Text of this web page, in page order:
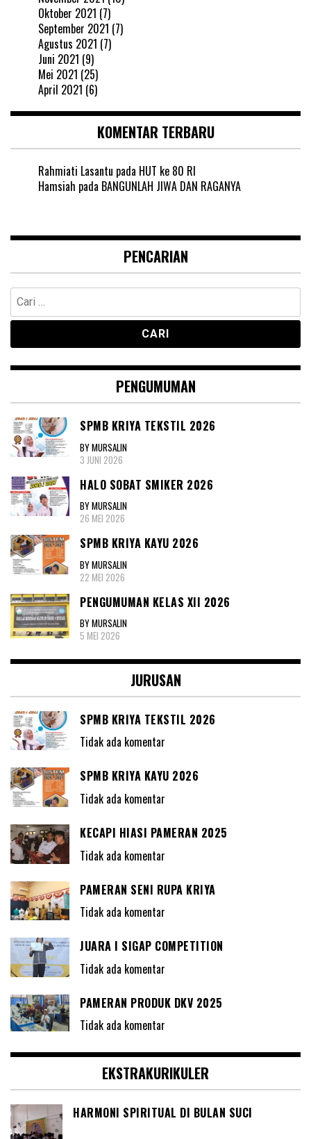
Oktober 2021 (7)
September 2021 (7)
Agustus 2021 (7)
Juni 2021 (9)
Mei 2021 (25)
April 2021 (6)
KOMENTAR TERBARU
Rahmiati Lasantu pada HUT ke 80 RI
Hamsiah pada BANGUNLAH JIWA DAN RAGANYA
PENCARIAN
Cari
untuk:
PENGUMUMAN
SPMB KRIYA TEKSTIL 2026
BY MURSALIN
3 JUNI 2026
HALO SOBAT SMIKER 2026
BY MURSALIN
26 MEI 2026
SPMB KRIYA KAYU 2026
BY MURSALIN
22 MEI 2026
PENGUMUMAN KELAS XII 2026
BY MURSALIN
5 MEI 2026
JURUSAN
SPMB KRIYA TEKSTIL 2026
Tidak ada komentar
SPMB KRIYA KAYU 2026
Tidak ada komentar
KECAPI HIASI PAMERAN 2025
Tidak ada komentar
PAMERAN SENI RUPA KRIYA
Tidak ada komentar
JUARA I SIGAP COMPETITION
Tidak ada komentar
PAMERAN PRODUK DKV 2025
Tidak ada komentar
EKSTRAKURIKULER
HARMONI SPIRITUAL DI BULAN SUCI